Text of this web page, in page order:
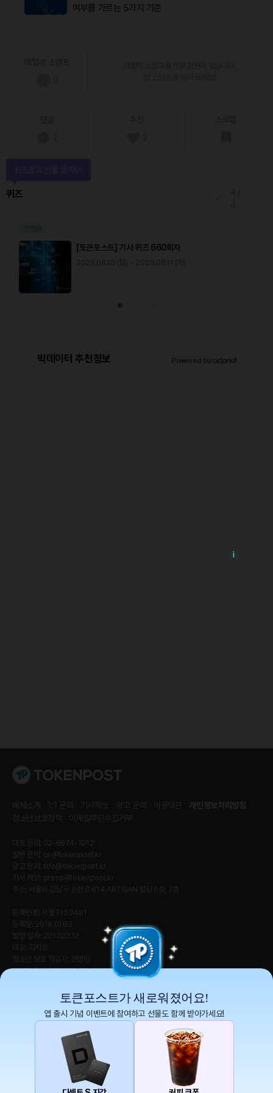
여부를 가르는 5가지 기준
퀴즈
진행중
[토큰포스트] 기사 퀴즈 660회차
빅데이터 추천정보
매체소개 1:1 문의 기사제보 광고 문의 이용약관
개인정보처리방침
청소년보호정책
이메일무단수집거부
대표 문의: 02-6674-1012
일반 문의: cs@tokenpost.kr
광고 문의:
info@tokenpost.kr
기사 제보: press@tokenpost.kr
주소: 서울시 강남구 논현로 614 ARTISAN 빌딩 6층, 7층
등록번호: 서울 아 52481
등록일: 2018.01.02
발행 일자: 2017.02.17
대표: 김지호
청소년 보호 책임자: 전영빈
사업자 등록번호: 232-88-00885
직업정보제공사업신고번호 : J1204020230009
토큰포스트(tokenpost)의 모든 컨텐츠는 저작권 법의 보호를 받는 바, 무단 전재, 복
Copyright ⓒ 2026 토큰포스트. All Rights Reserved.
토큰포스트가 새로워졌어요!
앱 출시 기념 이벤트에 참여하고 선물도 함께 받아가세요!